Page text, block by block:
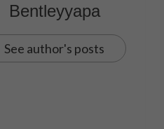
Bentleyyapa
See author's posts